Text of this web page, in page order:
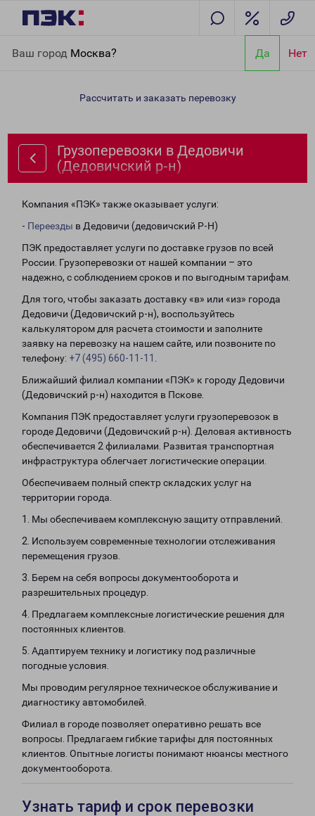
Ваш город Москва? Да Нет
(Дедовичский р-н)
Рассчитать и заказать перевозку
Грузоперевозки в Дедовичи
(Дедовичский р-н)
Компания «ПЭК» также оказывает услуги:
- Переезды в Дедовичи (дедовичский Р-Н)
ПЭК предоставляет услуги по доставке грузов по всей
России. Грузоперевозки от нашей компании – это
надежно, с соблюдением сроков и по выгодным тарифам.
Для того, чтобы заказать доставку «в» или «из» города
Дедовичи (Дедовичский р-н), воспользуйтесь
калькулятором для расчета стоимости и заполните
заявку на перевозку на нашем сайте, или позвоните по
телефону: +7 (495) 660-11-11
Ближайший филиал компании «ПЭК» к городу Дедовичи
(Дедовичский р-н) находится в Пскове.
Компания ПЭК предоставляет услуги грузоперевозок в
городе Дедовичи (Дедовичский р-н). Деловая активность
обеспечивается 2 филиалами. Развитая транспортная
инфраструктура облегчает логистические операции.
Обеспечиваем полный спектр складских услуг на
территории города.
1. Мы обеспечиваем комплексную защиту отправлений.
2. Используем современные технологии отслеживания
перемещения грузов.
3. Берем на себя вопросы документооборота и
разрешительных процедур.
4. Предлагаем комплексные логистические решения для
постоянных клиентов.
5. Адаптируем технику и логистику под различные
погодные условия.
Мы проводим регулярное техническое обслуживание и
диагностику автомобилей.
Филиал в городе позволяет оперативно решать все
вопросы. Предлагаем гибкие тарифы для постоянных
клиентов. Опытные логисты понимают нюансы местного
документооборота.
Узнать тариф и срок перевозки